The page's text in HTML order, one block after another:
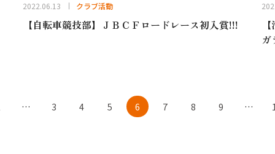
2022.06.13 クラブ活動
【自転車競技部】ＪＢＣＦロードレース初入賞!!!
… 3 4 5 6 7 8 9 …